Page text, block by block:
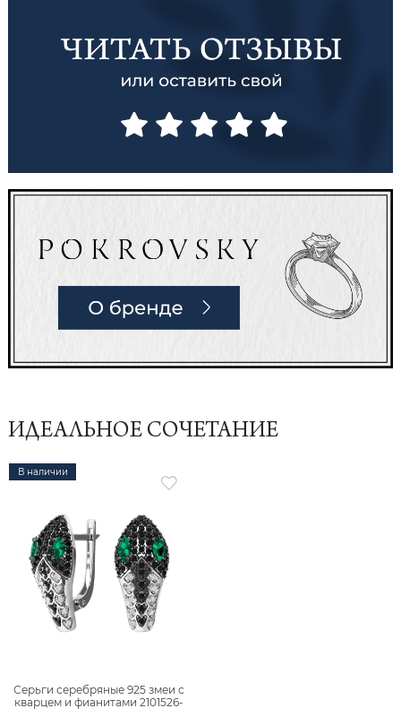
ИДЕАЛЬНОЕ СОЧЕТАНИЕ
В наличии
Серьги серебряные 925 змеи с
кварцем и фианитами 2101526-